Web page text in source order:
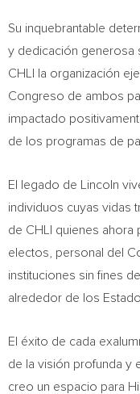
Su inquebrantable
y dedicación generosa
CHLI la organización
Congreso de ambos
impactado
de los programas de
El legado de Lincoln
individuos cuyas vidas
de CHLI quienes
electos, personal del
instituciones sin fines
alrededor de los
El éxito de cada
de la visión profunda y
creo un espacio para